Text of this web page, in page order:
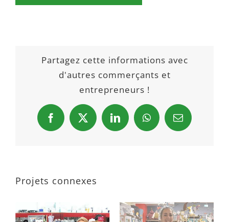
Partagez cette informations avec
d'autres commerçants et
entrepreneurs !
Facebook
X LinkedInWhatsAppEmail
Projets connexes